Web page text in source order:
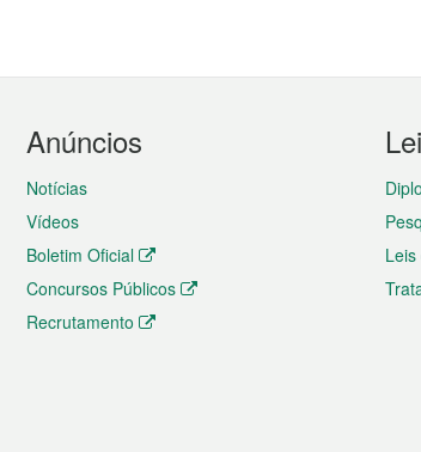
Anúncios
Notícias
Vídeos
Boletim Oficial
Concursos Públicos
Recrutamento